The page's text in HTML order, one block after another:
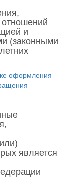
и
(законными
оформления
является